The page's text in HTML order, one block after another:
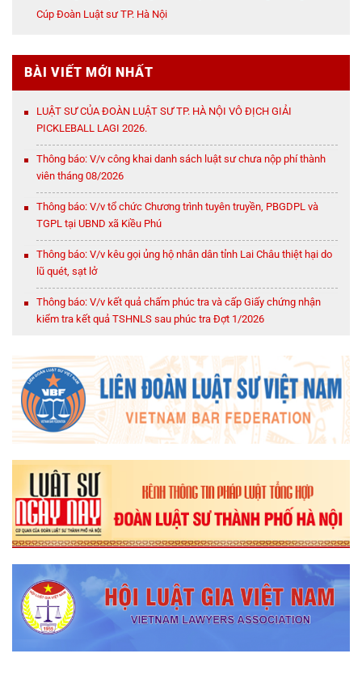
Cúp Đoàn Luật sư TP. Hà Nội
BÀI VIẾT MỚI NHẤT
LUẬT SƯ CỦA ĐOÀN LUẬT SƯ TP. HÀ NỘI VÔ ĐỊCH GIẢI
PICKLEBALL LAGI 2026.
Thông báo: V/v công khai danh sách luật sư chưa nộp phí thành
viên tháng 08/2026
Thông báo: V/v tổ chức Chương trình tuyên truyền, PBGDPL và
TGPL tại UBND xã Kiều Phú
Thông báo: V/v kêu gọi ủng hộ nhân dân tỉnh Lai Châu thiệt hại do
lũ quét, sạt lở
Thông báo: V/v kết quả chấm phúc tra và cấp Giấy chứng nhận
kiểm tra kết quả TSHNLS sau phúc tra Đợt 1/2026